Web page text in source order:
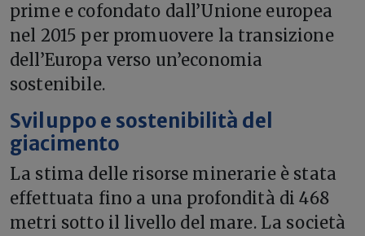
prime e cofondato dall’Unione europea
nel 2015 per promuovere la transizione
dell’Europa verso un’economia
sostenibile.
Sviluppo e sostenibilità del
giacimento
La stima delle risorse minerarie è stata
effettuata fino a una profondità di 468
metri sotto il livello del mare. La società